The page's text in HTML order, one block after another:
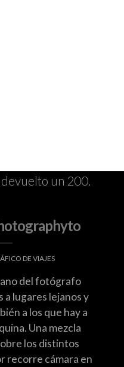
un 200.
DE VIAJES
del fotógrafo
lugares lejanos y
a los que hay a
Una mezcla
los distintos
recorre cámara en